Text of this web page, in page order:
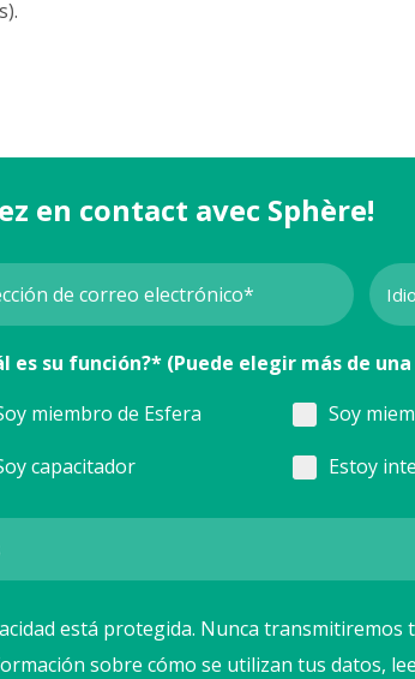
en contact avec Sphère!
es su función?* (Puede elegir más de
miembro de Esfera
Soy
capacitador
Estoy
está protegida. Nunca
sobre cómo se utilizan tus datos,